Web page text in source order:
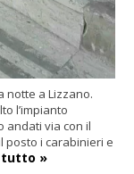
notte a Lizzano.
l’impianto
andati via con il
posto i carabinieri e
tutto »